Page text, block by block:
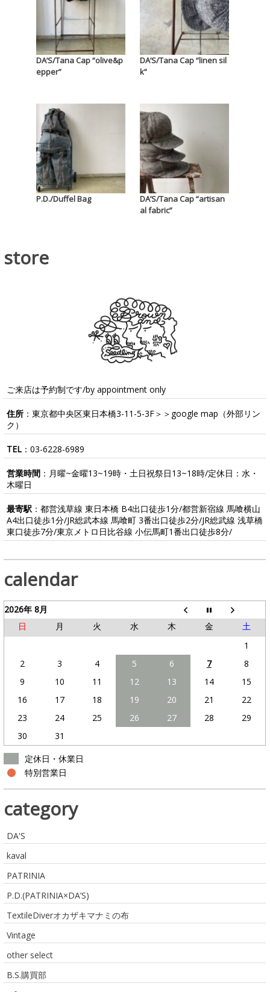
DA’S/Tana Cap “olive&p
epper”
DA’S/Tana Cap “linen sil
k”
P.D./Duffel Bag
DA’S/Tana Cap “artisan
al fabric”
store
ご来店は予約制です/by appointment only
住所：東京都中央区東日本橋3-11-5-3F＞＞ google map （外部リン
ク）
TEL： 03-6228-6989
営業時間：月曜~金曜13~19時・土日祝祭日13~18時/定休日：水・
木曜日
最寄駅：都営浅草線 東日本橋 B4出口徒歩1分/都営新宿線 馬喰横山
A4出口徒歩1分/JR総武本線 馬喰町 3番出口徒歩2分/JR総武線 浅草橋
東口徒歩7分/東京メトロ日比谷線 小伝馬町1番出口徒歩8分/
calendar
2026年 8月
日
月 火 水 木 金
土
1
2
3 4 5 6 7
8
9
10 11 12 13 14
15
16
17 18 19 20 21
22
23
24 25 26 27 28
29
30
31
定休日・休業日
特別営業日
category
DA'S
kaval
PATRINIA
P.D.(PATRINIA×DA’S)
TextileDiverオカザキマナミの布
Vintage
other select
B.S.購買部